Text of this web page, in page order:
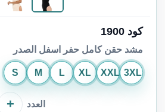
كود 1900
مشد حقن كامل حفر اسفل الصدر
S M L XL XXL 3XL
العدد +